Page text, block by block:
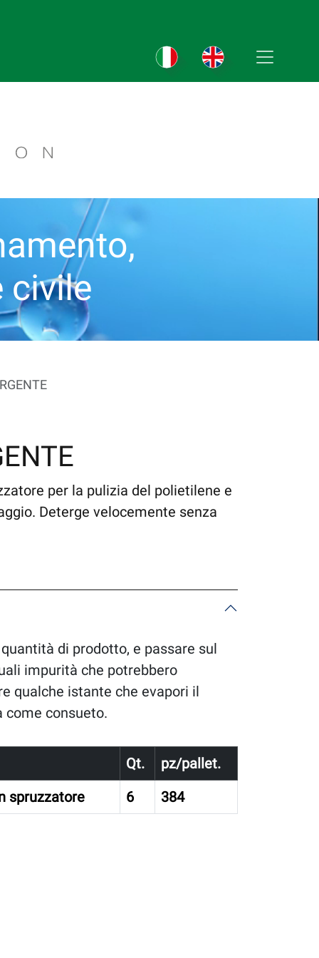
civile
per la pulizia del polietilene e
Deterge velocemente senza
di prodotto, e passare sul
impurità che potrebbero
qualche istante che evapori il
come consueto.
Qt.
pz/pallet.
spruzzatore
6 384